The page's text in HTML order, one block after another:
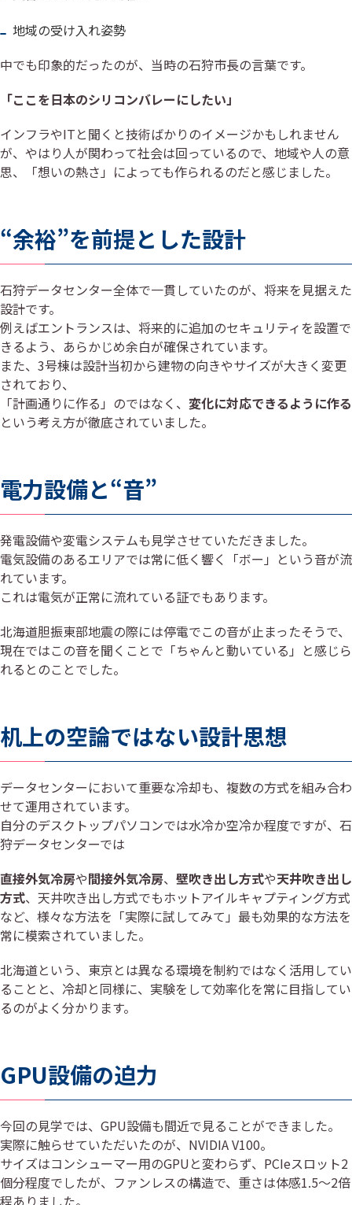
地域の受け入れ姿勢
中でも印象的だったのが、当時の石狩市長の言葉です。
「ここを日本のシリコンバレーにしたい」
インフラやITと聞くと技術ばかりのイメージかもしれません
が、やはり人が関わって社会は回っているので、地域や人の意
思、「想いの熱さ」によっても作られるのだと感じました。
“余裕”を前提とした設計
石狩データセンター全体で一貫していたのが、将来を見据えた
設計です。
例えばエントランスは、将来的に追加のセキュリティを設置で
きるよう、あらかじめ余白が確保されています。
また、3号棟は設計当初から建物の向きやサイズが大きく変更
されており、
「計画通りに作る」のではなく、 変化に対応できるように作る
という考え方が徹底されていました。
電力設備と“音”
発電設備や変電システムも見学させていただきました。
電気設備のあるエリアでは常に低く響く「ボー」という音が流
れています。
これは電気が正常に流れている証でもあります。
北海道胆振東部地震の際には停電でこの音が止まったそうで、
現在ではこの音を聞くことで「ちゃんと動いている」と感じら
れるとのことでした。
机上の空論ではない設計思想
データセンターにおいて重要な冷却も、複数の方式を組み合わ
せて運用されています。
自分のデスクトップパソコンでは水冷か空冷か程度ですが、石
狩データセンターでは
直接外気冷房や間接外気冷房、 壁吹き出し方式や天井吹き出し
方式、天井吹き出し方式でもホットアイルキャプティング方式
など、様々な方法を「実際に試してみて」最も効果的な方法を
常に模索されていました。
北海道という、東京とは異なる環境を制約ではなく活用してい
ることと、冷却と同様に、実験をして効率化を常に目指してい
るのがよく分かります。
GPU設備の迫力
今回の見学では、GPU設備も間近で見ることができました。
実際に触らせていただいたのが、NVIDIA V100。
サイズはコンシューマー用のGPUと変わらず、PCIeスロット2
個分程度でしたが、ファンレスの構造で、重さは体感1.5～2倍
程ありました。